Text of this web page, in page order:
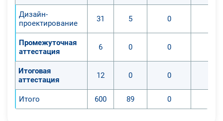
Дизайн-
проектирование
31 5 0
Промежуточная
аттестация
6 0 0
Итоговая
аттестация
12 0 0
Итого 600 89 0